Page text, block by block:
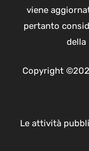
viene
pertanto
della
Copyright
Le attività